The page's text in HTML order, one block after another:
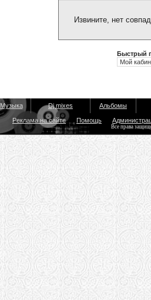
Извините, нет
Быстрый
Музыка Dj mixes Альбомы
Реклама на сайте Помощь
Все права